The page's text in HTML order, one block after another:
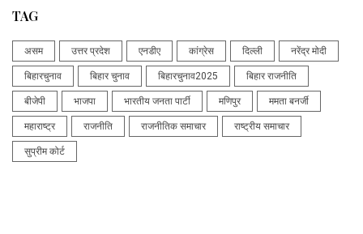
TAG
असम उत्तर प्रदेश एनडीए कांग्रेस दिल्ली नरेंद्र मोदी
बिहारचुनाव बिहार चुनाव बिहारचुनाव2025 बिहार राजनीति
बीजेपी भाजपा भारतीय जनता पार्टी मणिपुर ममता बनर्जी
महाराष्ट्र राजनीति राजनीतिक समाचार राष्ट्रीय समाचार
सुप्रीम कोर्ट